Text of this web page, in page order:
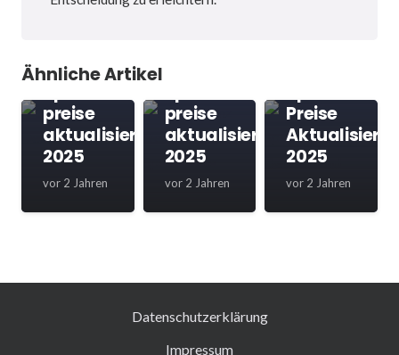
Ähnliche Artikel
Deutschland
preise
aktualisiert
2025
vor 2 Jahren
preise
aktualisiert
2025
vor 2 Jahren
Preise
Aktualisiert
2025
vor 2 Jahren
Datenschutzerklärung
Impressum